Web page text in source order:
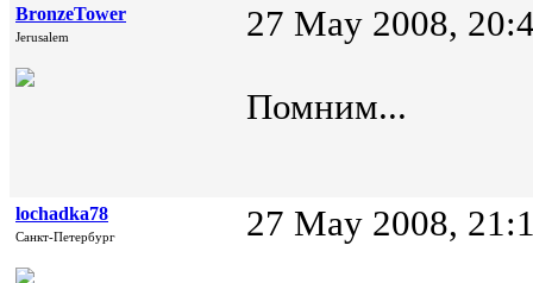
BronzeTower
Jerusalem 27 May 2008,
Помним...
lochadka78
Санкт-Петербург 27 May 2008,